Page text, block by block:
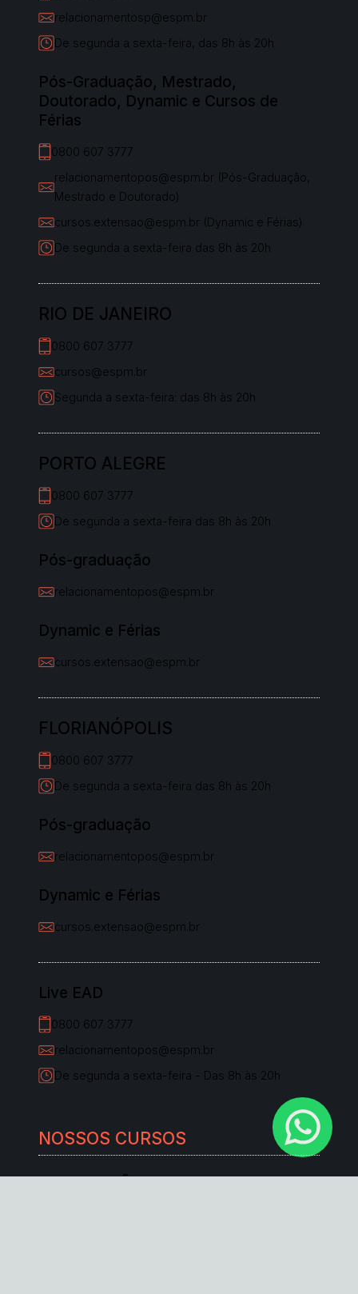
relacionamentosp@espm.br
De segunda a sexta-feira, das 8h às 20h
Pós-Graduação, Mestrado,
Doutorado, Dynamic e Cursos de
Férias
0800 607 3777
relacionamentopos@espm.br (Pós-Graduação,
Mestrado e Doutorado)
cursos.extensao@espm.br (Dynamic e Férias)
De segunda a sexta-feira das 8h às 20h
RIO DE JANEIRO
0800 607 3777
cursos@espm.br
Segunda a sexta-feira: das 8h às 20h
PORTO ALEGRE
0800 607 3777
De segunda a sexta-feira das 8h às 20h
Pós-graduação
relacionamentopos@espm.br
Dynamic e Férias
cursos.extensao@espm.br
FLORIANÓPOLIS
0800 607 3777
De segunda a sexta-feira das 8h às 20h
Pós-graduação
relacionamentopos@espm.br
Dynamic e Férias
cursos.extensao@espm.br
Live EAD
0800 607 3777
relacionamentopos@espm.br
De segunda a sexta-feira - Das 8h às 20h
NOSSOS CURSOS